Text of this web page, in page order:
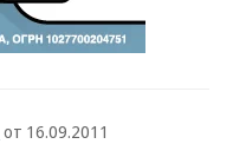
от 16.09.2011